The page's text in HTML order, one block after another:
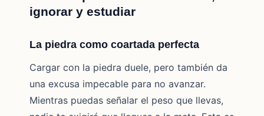
ignorar y estudiar
La piedra como coartada perfecta
Cargar con la piedra duele, pero también da
una excusa impecable para no avanzar.
Mientras puedas señalar el peso que llevas,